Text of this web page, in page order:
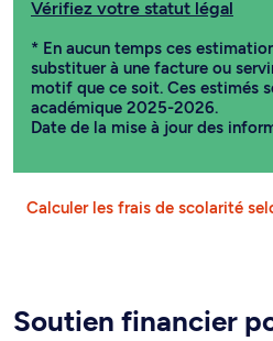
Vérifiez votre statut légal
* En aucun temps ces
substituer à une facture ou
motif que ce soit. Ces estimés
académique 2025-2026.
Date de la mise à jour des
Calculer les frais de scolarité
Soutien financier